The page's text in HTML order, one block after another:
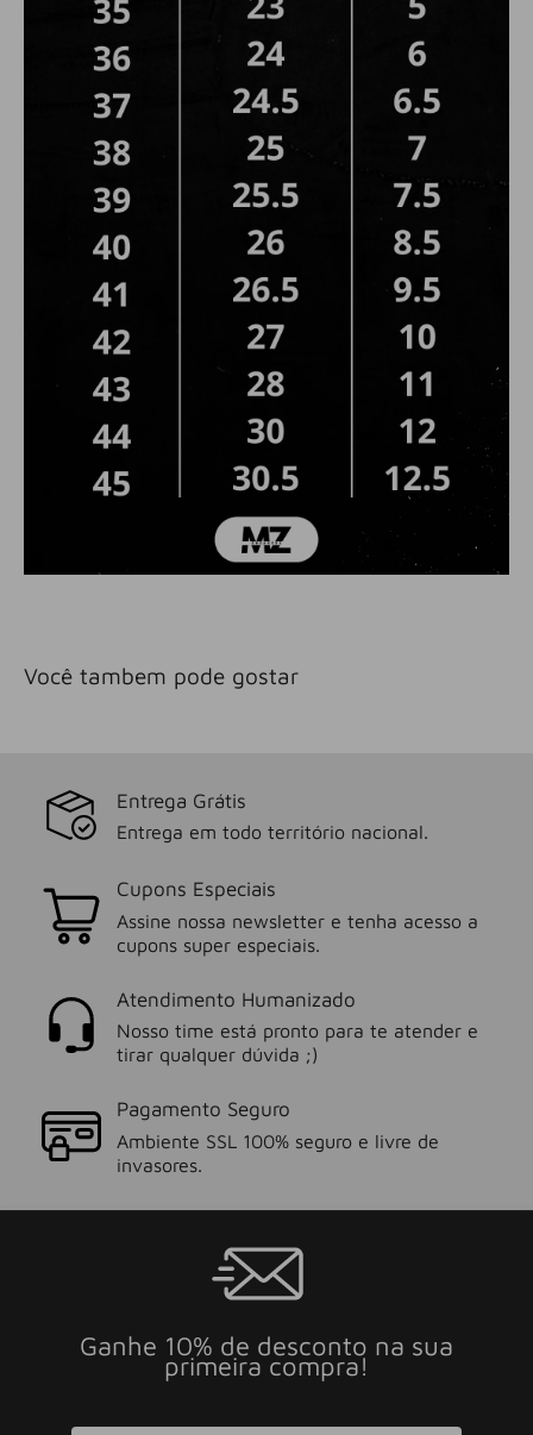
Você tambem pode gostar
Entrega Grátis
Entrega em todo território nacional.
Cupons Especiais
Assine nossa newsletter e tenha acesso a
cupons super especiais.
Atendimento Humanizado
Nosso time está pronto para te atender e
tirar qualquer dúvida ;)
Pagamento Seguro
Ambiente SSL 100% seguro e livre de
invasores.
Ganhe 10% de desconto na sua
primeira compra!